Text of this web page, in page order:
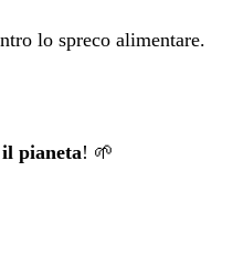
lo spreco alimentare.
pianeta! 🌱